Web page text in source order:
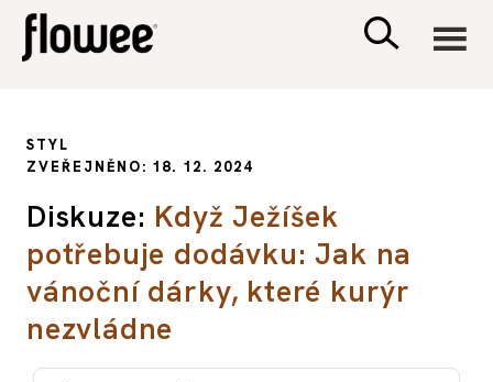
PSYCHOLOGIE
STYL
ZVEŘEJNĚNO: 18. 12. 2024
Diskuze: Když Ježíšek
potřebuje dodávku: Jak na
vánoční dárky, které kurýr
nezvládne